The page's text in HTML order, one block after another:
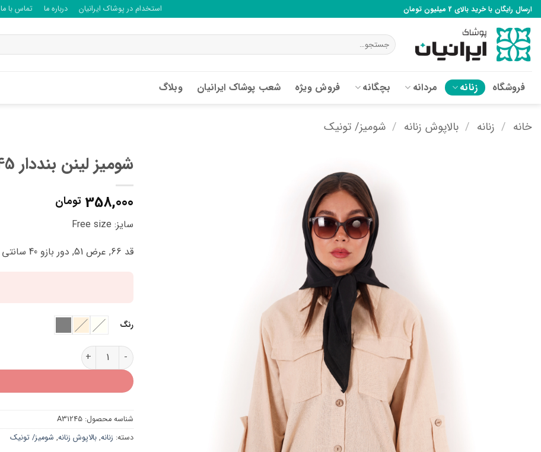
Skip
to
content
ارسال رایگان با خرید بالای 2 میلیون تومان استخدام در پوشاک ایرانیان درباره ما تماس با ما
جستجو
برای:
فروشگاه زنانه مردانه بچگانه فروش ویژه شعب پوشاک ایرانیان وبلاگ
خانه / زنانه / بالاپوش زنانه / شومیز/ تونیک
شومیز لینن بنددار A31245
358,000 تومان
سایز: Free size
قد 66, عرض 51, دور بازو 40 سانتی متر
رنگ
شومیز لینن بنددار A31245 عدد
شناسه محصول: A31245
دسته: زنانه, بالاپوش زنانه, شومیز/ تونیک